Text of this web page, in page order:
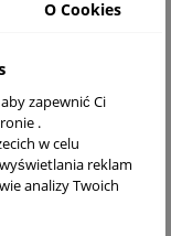
O Cookies
zapewnić Ci
.
w celu
reklam
analizy Twoich